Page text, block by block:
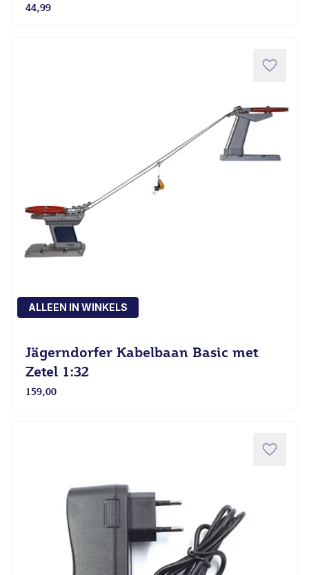
44,99
ALLEEN IN WINKELS
Jägerndorfer Kabelbaan Basic met
Zetel 1:32
159,00